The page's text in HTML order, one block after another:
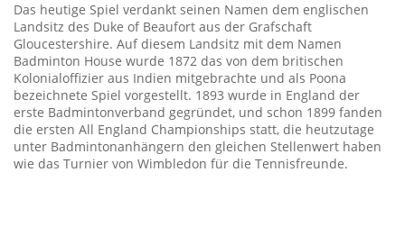
Das heutige Spiel verdankt seinen Namen dem englischen
Landsitz des Duke of Beaufort aus der Grafschaft
Gloucestershire. Auf diesem Landsitz mit dem Namen
Badminton House wurde 1872 das von dem britischen
Kolonialoffizier aus Indien mitgebrachte und als Poona
bezeichnete Spiel vorgestellt. 1893 wurde in England der
erste Badmintonverband gegründet, und schon 1899 fanden
die ersten All England Championships statt, die heutzutage
unter Badmintonanhängern den gleichen Stellenwert haben
wie das Turnier von Wimbledon für die Tennisfreunde.